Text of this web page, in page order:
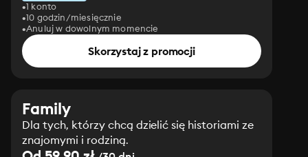
1 konto
10 godzin/miesięcznie
Anuluj w dowolnym momencie
Skorzystaj z promocji
Family
Dla tych, którzy chcą dzielić się historiami ze
znajomymi i rodziną.